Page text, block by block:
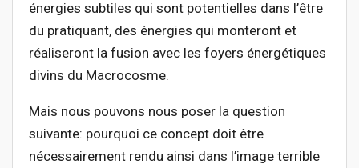
énergies subtiles qui sont potentielles dans l’être
du pratiquant, des énergies qui monteront et
réaliseront la fusion avec les foyers énergétiques
divins du Macrocosme.
Mais nous pouvons nous poser la question
suivante: pourquoi ce concept doit être
nécessairement rendu ainsi dans l’image terrible